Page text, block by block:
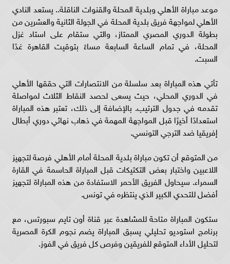
موعد مباراة الأهلي وبلدية المحلة والقنوات الناقلة.. يستعد النادي
الأهلي لمواجهة فريق بلدية المحلة في الجولة الثانية والعشرين من
بطولة الدوري المصري الممتاز، والتي ستقام على استاد غزل
المحلة، في تمام الساعة السابعة مساءً بتوقيت القاهرة غدًا
السبت.
تأتي هذه المباراة بعد سلسلة من الانتصارات التي حققها الأهلي
في الدوري المحلي، حيث يسعى لحصد النقاط الثلاث لمواصلة
تقدمه في جدول الترتيب. بالإضافة إلى ذلك، تعتبر هذه المباراة
استعدادًا أخيرًا قبل المواجهة المهمة في ذهاب نهائي دوري أبطال
إفريقيا ضد الترجي التونسي.
من المتوقع أن تكون مباراة بلدية المحلة أمام الأهلي فرصة لتجهيز
اللاعبين واختبار بعض التكتيكات قبل المباراة الحاسمة في القارة
السمراء. سيحاول الفريق الأحمر الاستفادة من هذه المباراة لتجهيز
أفضل للتحدي الكبير الذي ينتظره في تونس.
ستكون المباراة متاحة للمشاهدة عبر قناة أون تايم سبورتس، مع
برنامج استوديو تحليلي يسبق المباراة يضم نجوم الكرة المصرية
لتحليل الأداء المتوقع للفريقين وفرص كل فريق في الفوز.